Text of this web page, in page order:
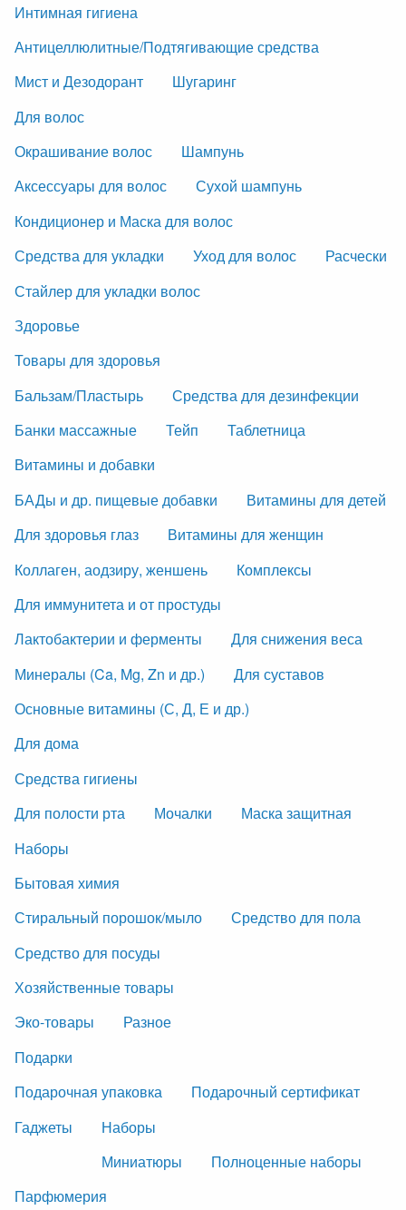
Интимная гигиена
Антицеллюлитные/Подтягивающие средства
Мист и Дезодорант
Шугаринг
Для волос
Окрашивание волос
Шампунь
Аксессуары для волос
Сухой шампунь
Кондиционер и Маска для волос
Средства для укладки
Уход для волос
Расчески
Стайлер для укладки волос
Здоровье
Товары для здоровья
Бальзам/Пластырь
Средства для дезинфекции
Банки массажные
Тейп
Таблетница
Витамины и добавки
БАДы и др. пищевые добавки
Витамины для детей
Для здоровья глаз
Витамины для женщин
Коллаген, аодзиру, женшень
Комплексы
Для иммунитета и от простуды
Лактобактерии и ферменты
Для снижения веса
Минералы (Ca, Mg, Zn и др.)
Для суставов
Основные витамины (С, Д, Е и др.)
Для дома
Средства гигиены
Для полости рта
Мочалки
Маска защитная
Наборы
Бытовая химия
Стиральный порошок/мыло
Средство для пола
Средство для посуды
Хозяйственные товары
Эко-товары
Разное
Подарки
Подарочная упаковка
Подарочный сертификат
Гаджеты
Наборы
Миниатюры
Полноценные наборы
Парфюмерия